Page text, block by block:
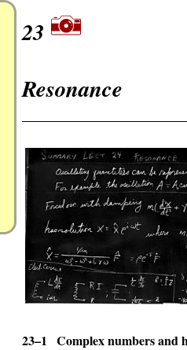
23
Resonance
23–1 Complex numbers and